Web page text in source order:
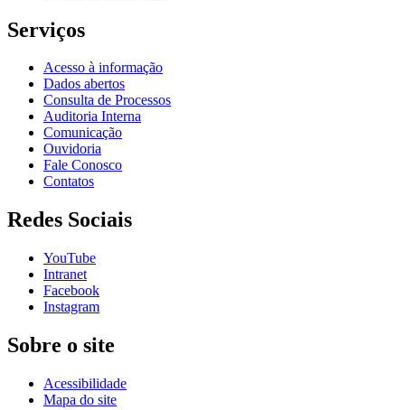
Serviços
Acesso à informação
Dados abertos
Consulta de Processos
Auditoria Interna
Comunicação
Ouvidoria
Fale Conosco
Contatos
Redes Sociais
YouTube
Intranet
Facebook
Instagram
Sobre o site
Acessibilidade
Mapa do site